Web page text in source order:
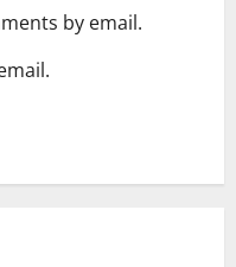
by email.